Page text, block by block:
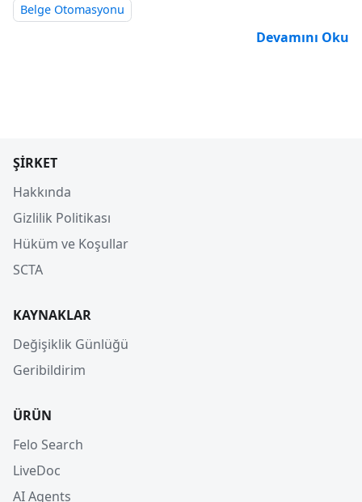
Belge Otomasyonu
Devamını Oku
ŞIRKET
Hakkında
Gizlilik Politikası
Hüküm ve Koşullar
SCTA
KAYNAKLAR
Değişiklik Günlüğü
Geribildirim
ÜRÜN
Felo Search
LiveDoc
AI Agents